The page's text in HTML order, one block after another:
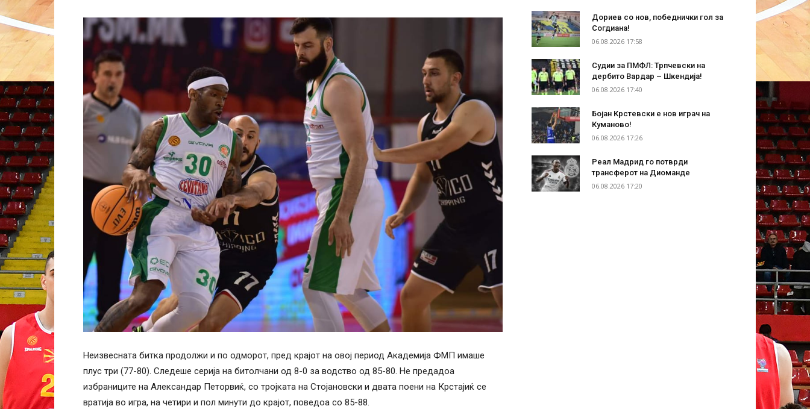
Неизвесната битка продолжи и по одморот, пред крајот на овој период Академија ФМП имаше
плус три (77-80). Следеше серија на битолчани од 8-0 за водство од 85-80. Не предадоа
избраниците на Александар Петорвиќ, со тројката на Стојановски и двата поени на Крстајиќ се
вратија во игра, на четири и пол минути до крајот, поведоа со 85-88.
Дориев со нов, победнички гол за
Согдиана!
06.08.2026 17:58
Судии за ПМФЛ: Трпчевски на
дербито Вардар – Шкендија!
06.08.2026 17:40
Бојан Крстевски е нов играч на
Куманово!
06.08.2026 17:26
Реал Мадрид го потврди
трансферот на Диоманде
06.08.2026 17:20